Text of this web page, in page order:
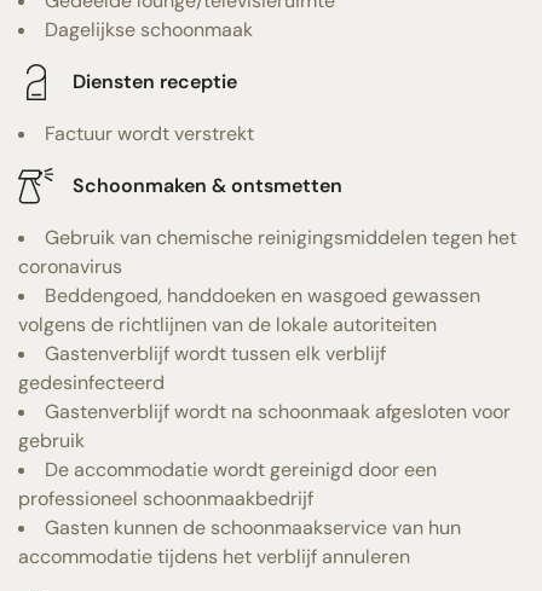
Dagelijkse schoonmaak
Diensten receptie
Factuur wordt verstrekt
Schoonmaken & ontsmetten
Gebruik van chemische reinigingsmiddelen tegen het
coronavirus
Beddengoed, handdoeken en wasgoed gewassen
volgens de richtlijnen van de lokale autoriteiten
Gastenverblijf wordt tussen elk verblijf
gedesinfecteerd
Gastenverblijf wordt na schoonmaak afgesloten voor
gebruik
De accommodatie wordt gereinigd door een
professioneel schoonmaakbedrijf
Gasten kunnen de schoonmaakservice van hun
accommodatie tijdens het verblijf annuleren